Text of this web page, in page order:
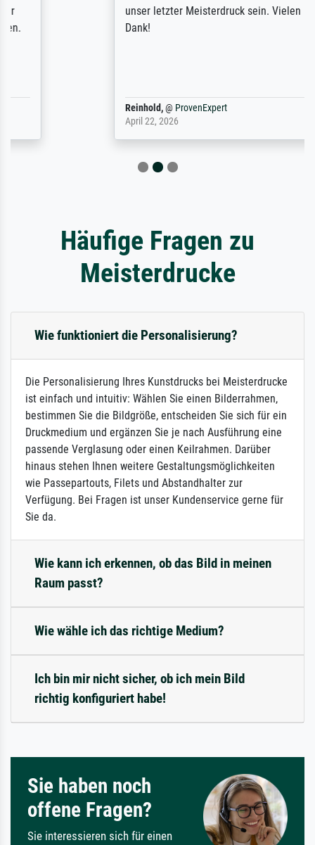
unser letzter Meisterdruck sein. Vielen
ProvenExpert
Häufige Fragen zu
Meisterdrucke
Wie funktioniert die Personalisierung?
Die Personalisierung Ihres Kunstdrucks bei Meisterdrucke
ist einfach und intuitiv: Wählen Sie einen Bilderrahmen,
bestimmen Sie die Bildgröße, entscheiden Sie sich für ein
Druckmedium und ergänzen Sie je nach Ausführung eine
passende Verglasung oder einen Keilrahmen. Darüber
hinaus stehen Ihnen weitere Gestaltungsmöglichkeiten
wie Passepartouts, Filets und Abstandhalter zur
Verfügung. Bei Fragen ist unser Kundenservice gerne für
Sie da.
Wie kann ich erkennen, ob das Bild in meinen
Raum passt?
Wie wähle ich das richtige Medium?
Ich bin mir nicht sicher, ob ich mein Bild
richtig konfiguriert habe!
Sie haben noch
offene Fragen?
Sie interessieren sich für einen